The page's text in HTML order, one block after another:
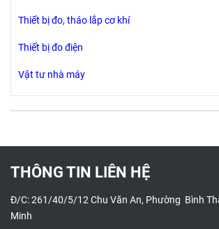
Thiết bị đo, tháo lắp cơ khí
Thiết bị đo điện
Vật tư nhà máy
THÔNG TIN LIÊN HỆ
Đ/C: 261/40/5/12 Chu Văn An, Phường Bình
Minh